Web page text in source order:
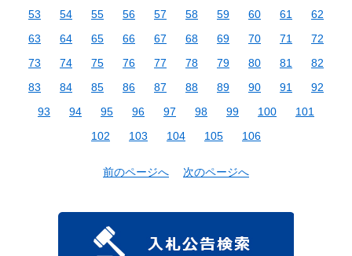
53
54 55 56 57 58 59 60 61
62
63
64 65 66 67 68 69 70 71
72
73
74 75 76 77 78 79 80 81
82
83
84 85 86 87 88 89 90 91
92
93
94 95 96 97 98 99 100
101
102
103 104 105 106
前のページへ 次のページへ